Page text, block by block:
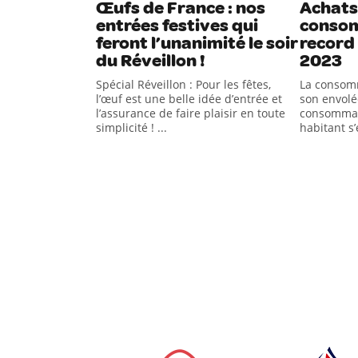
Œufs de France : nos
entrées festives qui
feront l’unanimité le soir
du Réveillon !
Spécial Réveillon : Pour les fêtes,
l’œuf est une belle idée d’entrée et
l’assurance de faire plaisir en toute
simplicité ! ...
2023
La
son
habitant